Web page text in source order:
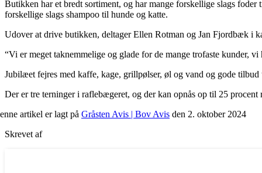
Butikken har et bredt sortiment, og har mange forskellige slags
forskellige slags shampoo til hunde og katte.
Udover at drive butikken, deltager Ellen Rotman og Jan Fjordbæk i
“Vi er meget taknemmelige og glade for de mange trofaste kunder,
Jubilæet fejres med kaffe, kage, grillpølser, øl og vand og gode
Der er tre terninger i raflebægeret, og der kan opnås op til 25 procent
artikel er lagt på Gråsten Avis | Bov Avis den 2. oktober 2024
Skrevet af